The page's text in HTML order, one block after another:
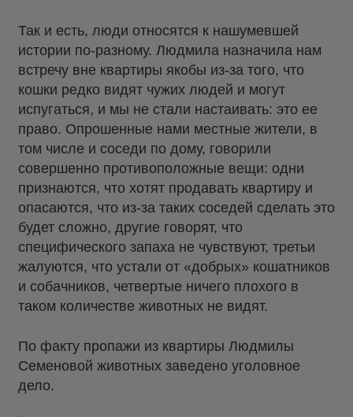
Так и есть, люди относятся к нашумевшей
истории по-разному. Людмила назначила нам
встречу вне квартиры якобы из-за того, что
кошки редко видят чужих людей и могут
испугаться, и мы не стали настаивать: это ее
право. Опрошенные нами местные жители, в
том числе и соседи по дому, говорили
совершенно противоположные вещи: одни
признаются, что хотят продавать квартиру и
опасаются, что из-за таких соседей сделать это
будет сложно, другие говорят, что
специфического запаха не чувствуют, третьи
жалуются, что устали от «добрых» кошатников
и собачников, четвертые ничего плохого в
таком количестве животных не видят.
По факту пропажи из квартиры Людмилы
Семеновой животных заведено уголовное
дело.